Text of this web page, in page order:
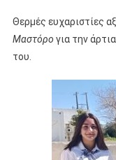
Θερμές ευχαριστίες
Μαστόρο για την
του.